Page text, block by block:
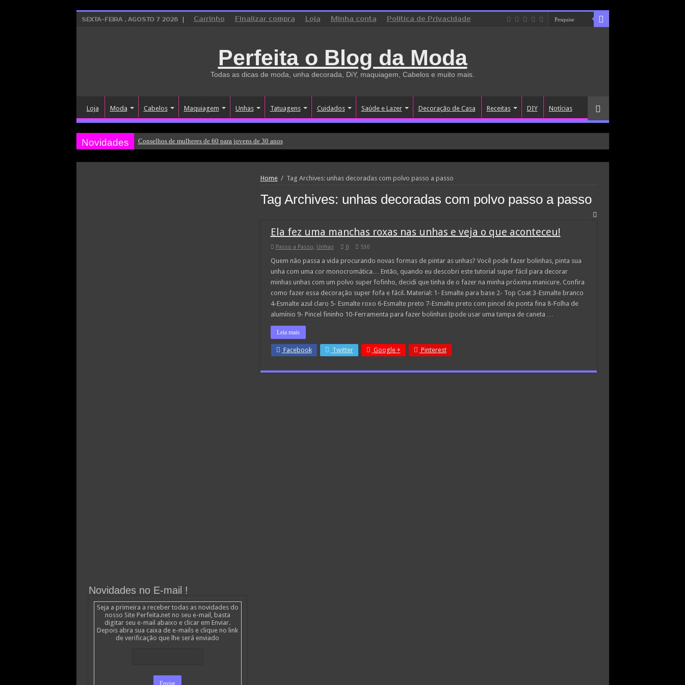
SEXTA-FEIRA , AGOSTO 7 2026 Carrinho Finalizar compra Loja Minha conta Politica de Privacidade
Perfeita o Blog da Moda
Todas as dicas de moda, unha decorada, DiY, maquiagem, Cabelos e muito mais.
Loja Moda Cabelos Maquiagem Unhas Tatuagens Cuidados Saúde e Lazer Decoração de Casa Receitas DIY Notícias
Novidades Conselhos de mulheres de 60 para jovens de 30 anos
Home / Tag Archives: unhas decoradas com polvo passo a passo
Tag Archives: unhas decoradas com polvo passo a passo
Ela fez uma manchas roxas nas unhas e veja o que aconteceu!
Passo a Passo, Unhas 0 530
Quem não passa a vida procurando novas formas de pintar as unhas? Você pode fazer bolinhas, pinta sua
unha com uma cor monocromática… Então, quando eu descobri este tutorial super fácil para decorar
minhas unhas com um polvo super fofinho, decidi que tinha de o fazer na minha próxima manicure. Confira
como fazer essa decoração super fofa e fácil. Material: 1- Esmalte para base 2- Top Coat 3-Esmalte branco
4-Esmalte azul claro 5- Esmalte roxo 6-Esmalte preto 7-Esmalte preto com pincel de ponta fina 8-Folha de
alumínio 9- Pincel fininho 10-Ferramenta para fazer bolinhas (pode usar uma tampa de caneta …
Leia mais
Facebook Twitter Google + Pinterest
Novidades no E-mail !
Seja a primeira a receber todas as novidades do
nosso Site Perfeita.net no seu e-mail, basta
digitar seu e-mail abaixo e clicar em Enviar.
Depois abra sua caixa de e-mails e clique no link
de verificação que lhe será enviado